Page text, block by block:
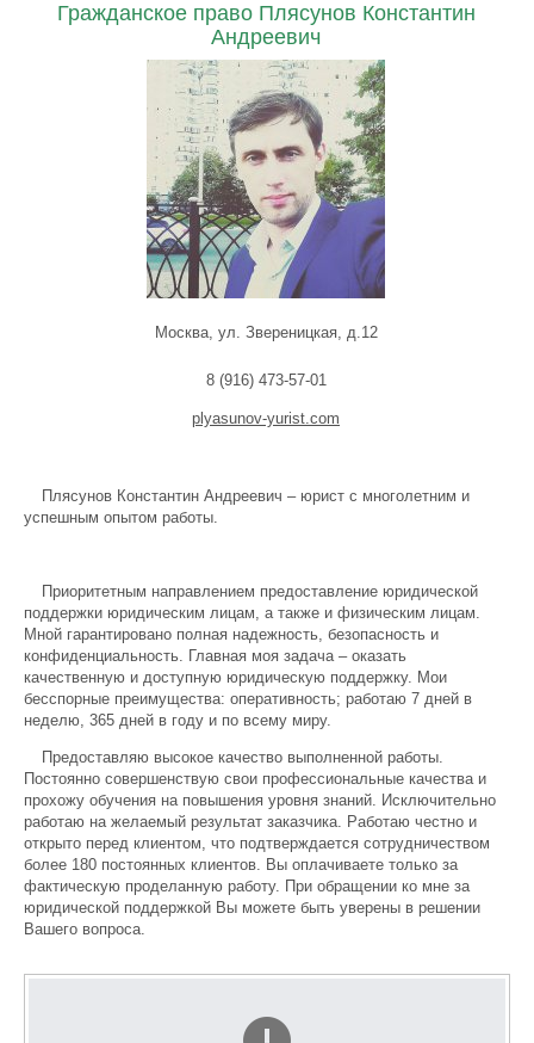
Гражданское право Плясунов Константин
Андреевич
Москва, ул. Звереницкая, д.12
8 (916) 473-57-01
plyasunov-yurist.com
Плясунов Константин Андреевич – юрист с многолетним и
успешным опытом работы.
Приоритетным направлением предоставление юридической
поддержки юридическим лицам, а также и физическим лицам.
Мной гарантировано полная надежность, безопасность и
конфиденциальность. Главная моя задача – оказать
качественную и доступную юридическую поддержку. Мои
бесспорные преимущества: оперативность; работаю 7 дней в
неделю, 365 дней в году и по всему миру.
Предоставляю высокое качество выполненной работы.
Постоянно совершенствую свои профессиональные качества и
прохожу обучения на повышения уровня знаний. Исключительно
работаю на желаемый результат заказчика. Работаю честно и
открыто перед клиентом, что подтверждается сотрудничеством
более 180 постоянных клиентов. Вы оплачиваете только за
фактическую проделанную работу. При обращении ко мне за
юридической поддержкой Вы можете быть уверены в решении
Вашего вопроса.